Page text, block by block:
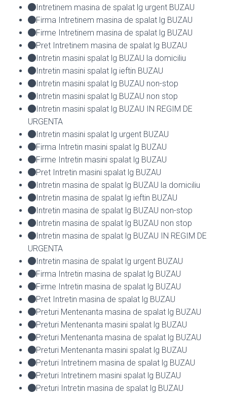
Intretinem masina de spalat lg urgent BUZAU
Firma Intretinem masina de spalat lg BUZAU
Firme Intretinem masina de spalat lg BUZAU
Pret Intretinem masina de spalat lg BUZAU
Intretin masini spalat lg BUZAU la domiciliu
Intretin masini spalat lg ieftin BUZAU
Intretin masini spalat lg BUZAU non-stop
Intretin masini spalat lg BUZAU non stop
Intretin masini spalat lg BUZAU IN REGIM DE
URGENTA
Intretin masini spalat lg urgent BUZAU
Firma Intretin masini spalat lg BUZAU
Firme Intretin masini spalat lg BUZAU
Pret Intretin masini spalat lg BUZAU
Intretin masina de spalat lg BUZAU la domiciliu
Intretin masina de spalat lg ieftin BUZAU
Intretin masina de spalat lg BUZAU non-stop
Intretin masina de spalat lg BUZAU non stop
Intretin masina de spalat lg BUZAU IN REGIM DE
URGENTA
Intretin masina de spalat lg urgent BUZAU
Firma Intretin masina de spalat lg BUZAU
Firme Intretin masina de spalat lg BUZAU
Pret Intretin masina de spalat lg BUZAU
Preturi Mentenanta masina de spalat lg BUZAU
Preturi Mentenanta masini spalat lg BUZAU
Preturi Mentenanta masina de spalat lg BUZAU
Preturi Mentenanta masini spalat lg BUZAU
Preturi Intretinem masina de spalat lg BUZAU
Preturi Intretinem masini spalat lg BUZAU
Preturi Intretin masina de spalat lg BUZAU